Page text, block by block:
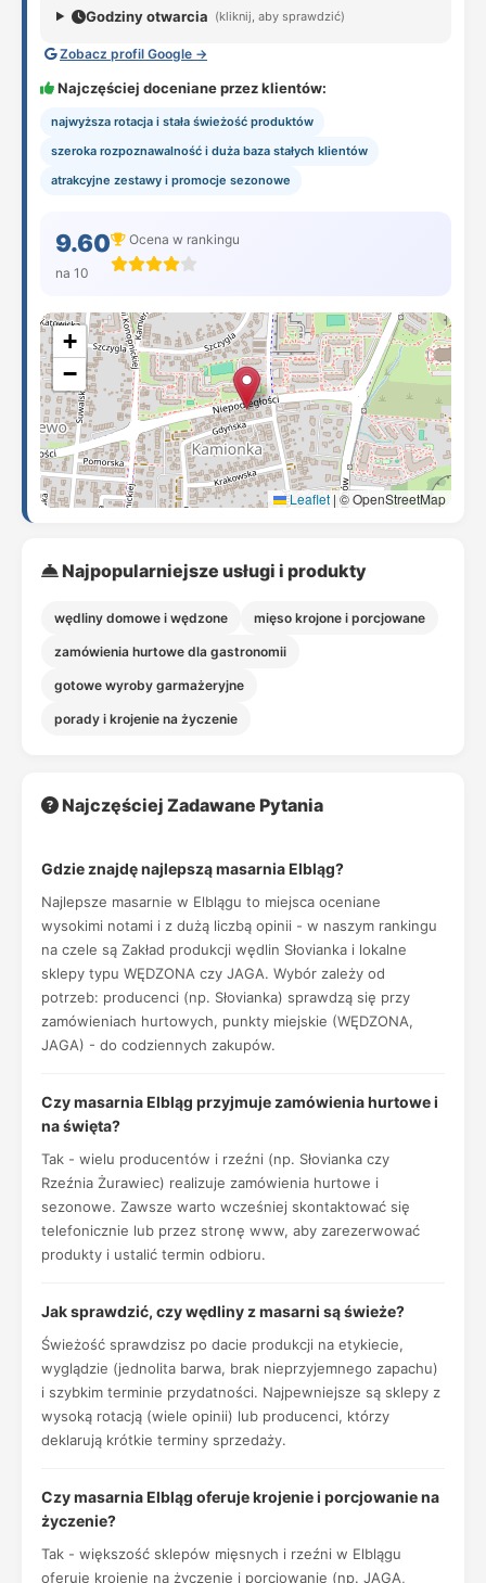
Godziny otwarcia (kliknij, aby sprawdzić)
Zobacz profil Google →
Najczęściej doceniane przez klientów:
najwyższa rotacja i stała świeżość produktów
szeroka rozpoznawalność i duża baza stałych klientów
atrakcyjne zestawy i promocje sezonowe
9.60
na 10
Ocena w rankingu
+
−
Leaflet | © OpenStreetMap
Najpopularniejsze usługi i produkty
wędliny domowe i wędzone mięso krojone i porcjowane
zamówienia hurtowe dla gastronomii
gotowe wyroby garmażeryjne
porady i krojenie na życzenie
Najczęściej Zadawane Pytania
Gdzie znajdę najlepszą masarnia Elbląg?
Najlepsze masarnie w Elblągu to miejsca oceniane
wysokimi notami i z dużą liczbą opinii - w naszym rankingu
na czele są Zakład produkcji wędlin Słovianka i lokalne
sklepy typu WĘDZONA czy JAGA. Wybór zależy od
potrzeb: producenci (np. Słovianka) sprawdzą się przy
zamówieniach hurtowych, punkty miejskie (WĘDZONA,
JAGA) - do codziennych zakupów.
Czy masarnia Elbląg przyjmuje zamówienia hurtowe i
na święta?
Tak - wielu producentów i rzeźni (np. Słovianka czy
Rzeźnia Żurawiec) realizuje zamówienia hurtowe i
sezonowe. Zawsze warto wcześniej skontaktować się
telefonicznie lub przez stronę www, aby zarezerwować
produkty i ustalić termin odbioru.
Jak sprawdzić, czy wędliny z masarni są świeże?
Świeżość sprawdzisz po dacie produkcji na etykiecie,
wyglądzie (jednolita barwa, brak nieprzyjemnego zapachu)
i szybkim terminie przydatności. Najpewniejsze są sklepy z
wysoką rotacją (wiele opinii) lub producenci, którzy
deklarują krótkie terminy sprzedaży.
Czy masarnia Elbląg oferuje krojenie i porcjowanie na
życzenie?
Tak - większość sklepów mięsnych i rzeźni w Elblągu
oferuje krojenie na życzenie i porcjowanie (np. JAGA,